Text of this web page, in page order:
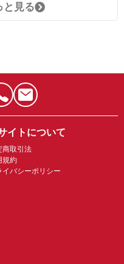
と見る
イトについて
商取引法
規約
イバシーポリシー